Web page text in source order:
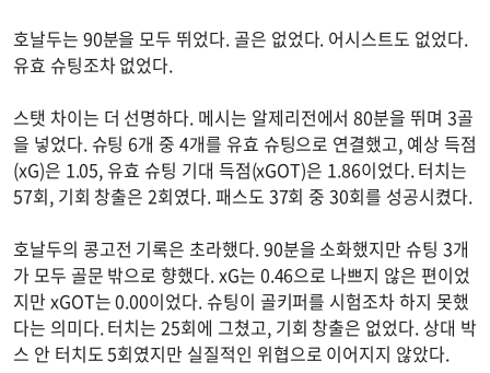
호날두는 90분을 모두 뛰었다. 골은 없었다. 어시스트도 없었다.
유효 슈팅조차 없었다.
스탯 차이는 더 선명하다. 메시는 알제리전에서 80분을 뛰며 3골
을 넣었다. 슈팅 6개 중 4개를 유효 슈팅으로 연결했고, 예상 득점
(xG)은 1.05, 유효 슈팅 기대 득점(xGOT)은 1.86이었다. 터치는
57회, 기회 창출은 2회였다. 패스도 37회 중 30회를 성공시켰다.
호날두의 콩고전 기록은 초라했다. 90분을 소화했지만 슈팅 3개
가 모두 골문 밖으로 향했다. xG는 0.46으로 나쁘지 않은 편이었
지만 xGOT는 0.00이었다. 슈팅이 골키퍼를 시험조차 하지 못했
다는 의미다. 터치는 25회에 그쳤고, 기회 창출은 없었다. 상대 박
스 안 터치도 5회였지만 실질적인 위협으로 이어지지 않았다.